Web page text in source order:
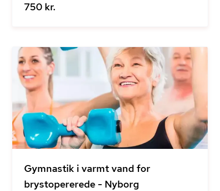
750 kr.
Gymnastik i varmt vand for
brystopererede - Nyborg